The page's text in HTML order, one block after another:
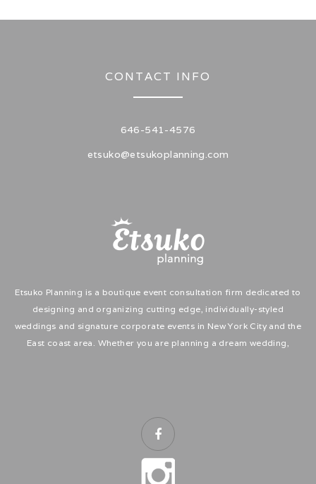
CONTACT INFO
646-541-4576
etsuko@etsukoplanning.com
Etsuko Planning is a boutique event consultation firm dedicated to
designing and organizing cutting edge, individually-styled
weddings and signature corporate events in New York City and the
East coast area. Whether you are planning a dream wedding,